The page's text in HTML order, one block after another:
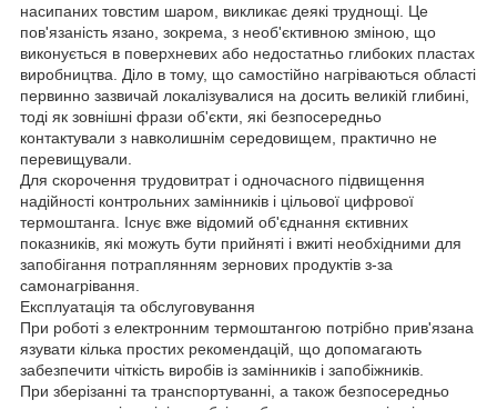
насипаних товстим шаром, викликає деякі труднощі. Це
пов'язаність язано, зокрема, з необ'єктивною зміною, що
виконується в поверхневих або недостатньо глибоких пластах
виробництва. Діло в тому, що самостійно нагріваються області
первинно зазвичай локалізувалися на досить великій глибині,
тоді як зовнішні фрази об'єкти, які безпосередньо
контактували з навколишнім середовищем, практично не
перевищували.
Для скорочення трудовитрат і одночасного підвищення
надійності контрольних замінників і цільової цифрової
термоштанга. Існує вже відомий об'єднання єктивних
показників, які можуть бути прийняті і вжиті необхідними для
запобігання потраплянням зернових продуктів з-за
самонагрівання.
Експлуатація та обслуговування
При роботі з електронним термоштангою потрібно прив'язана
язувати кілька простих рекомендацій, що допомагають
забезпечити чіткість виробів із замінників і запобіжників.
При зберізанні та транспортуванні, а також безпосередньо